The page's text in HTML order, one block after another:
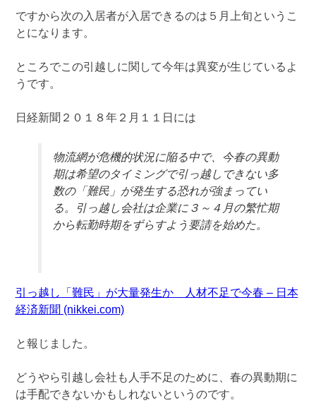
ですから次の入居者が入居できるのは５月上旬というこ
とになります。
ところでこの引越しに関して今年は異変が生じているよ
うです。
日経新聞２０１８年２月１１日には
物流網が危機的状況に陥る中で、今春の異動
期は希望のタイミングで引っ越しできない多
数の「難民」が発生する恐れが強まってい
る。引っ越し会社は企業に３～４月の繁忙期
から転勤時期をずらすよう要請を始めた。
引っ越し「難民」が大量発生か 人材不足で今春 – 日本
経済新聞 (nikkei.com)
と報じました。
どうやら引越し会社も人手不足のために、春の異動期に
は手配できないかもしれないというのです。